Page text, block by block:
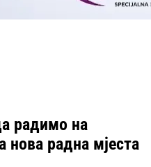
радимо на
нова радна мјеста